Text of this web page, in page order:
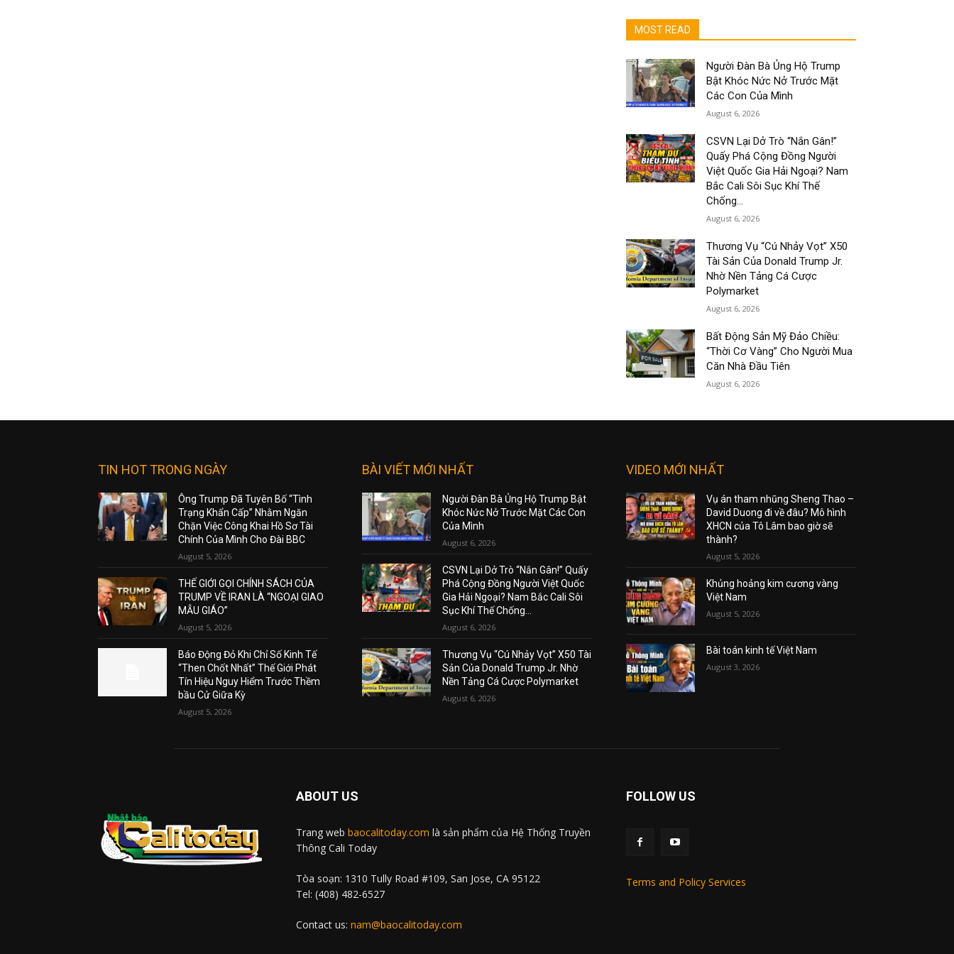
MOST READ
Người Đàn Bà Ủng Hộ Trump
Bật Khóc Nức Nở Trước Mặt
Các Con Của Mình
August 6, 2026
CSVN Lại Dở Trò “Nắn Gân!”
Quấy Phá Cộng Đồng Người
Việt Quốc Gia Hải Ngoại? Nam
Bắc Cali Sôi Sục Khí Thế
Chống...
August 6, 2026
Thương Vụ “Cú Nhảy Vọt” X50
Tài Sản Của Donald Trump Jr.
Nhờ Nền Tảng Cá Cược
Polymarket
August 6, 2026
Bất Động Sản Mỹ Đảo Chiều:
“Thời Cơ Vàng” Cho Người Mua
Căn Nhà Đầu Tiên
August 6, 2026
TIN HOT TRONG NGÀY
Ông Trump Đã Tuyên Bố “Tình
Trạng Khẩn Cấp” Nhằm Ngăn
Chặn Việc Công Khai Hồ Sơ Tài
Chính Của Mình Cho Đài BBC
August 5, 2026
THẾ GIỚI GỌI CHÍNH SÁCH CỦA
TRUMP VỀ IRAN LÀ “NGOẠI GIAO
MẪU GIÁO”
August 5, 2026
Báo Động Đỏ Khi Chỉ Số Kinh Tế
“Then Chốt Nhất” Thế Giới Phát
Tín Hiệu Nguy Hiểm Trước Thềm
bầu Cử Giữa Kỳ
August 5, 2026
BÀI VIẾT MỚI NHẤT
Người Đàn Bà Ủng Hộ Trump Bật
Khóc Nức Nở Trước Mặt Các Con
Của Mình
August 6, 2026
CSVN Lại Dở Trò “Nắn Gân!” Quấy
Phá Cộng Đồng Người Việt Quốc
Gia Hải Ngoại? Nam Bắc Cali Sôi
Sục Khí Thế Chống...
August 6, 2026
Thương Vụ “Cú Nhảy Vọt” X50 Tài
Sản Của Donald Trump Jr. Nhờ
Nền Tảng Cá Cược Polymarket
August 6, 2026
VIDEO MỚI NHẤT
Vụ án tham nhũng Sheng Thao –
David Duong đi về đâu? Mô hình
XHCN của Tô Lâm bao giờ sẽ
thành?
August 5, 2026
Khủng hoảng kim cương vàng
Việt Nam
August 5, 2026
Bài toán kinh tế Việt Nam
August 3, 2026
ABOUT US
Trang web baocalitoday.com là sản phẩm của Hệ Thống Truyền
Thông Cali Today
Tòa soạn: 1310 Tully Road #109, San Jose, CA 95122
Tel: (408) 482-6527
Contact us: nam@baocalitoday.com
FOLLOW US
Terms and Policy Services